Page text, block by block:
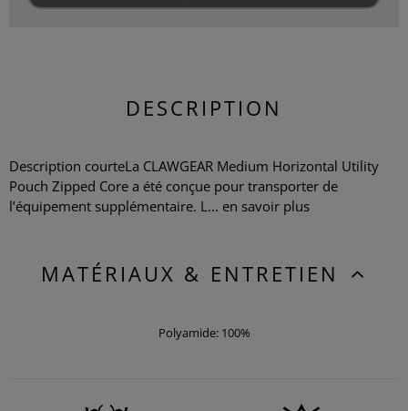
DESCRIPTION
Description courteLa CLAWGEAR Medium Horizontal Utility
Pouch Zipped Core a été conçue pour transporter de
l’équipement supplémentaire. L... en savoir plus
MATÉRIAUX & ENTRETIEN
Polyamide: 100%